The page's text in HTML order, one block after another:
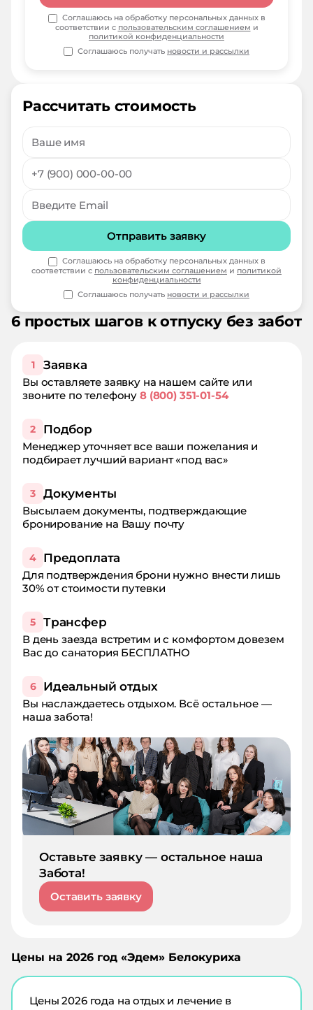
Рассчитать стоимость
Отправить заявку
Соглашаюсь на обработку персональных данных в
соответствии с пользовательским соглашением и политикой
конфиденциальности
Соглашаюсь получать новости и рассылки
6 простых шагов к отпуску без забот
1 Заявка
Вы оставляете заявку на нашем сайте или
звоните по телефону8 (800) 351-01-54
2 Подбор
Менеджер уточняет все ваши пожелания и
подбирает лучший вариант «под вас»
3 Документы
Высылаем документы, подтверждающие
бронирование на Вашу почту
4 Предоплата
Для подтверждения брони нужно внести лишь
30% от стоимости путевки
5 Трансфер
В день заезда встретим и с комфортом довезем
Вас до санатория БЕСПЛАТНО
6 Идеальный отдых
Вы наслаждаетесь отдыхом. Всё остальное —
наша забота!
Оставьте заявку — остальное наша
Забота!
Оставить заявку
Цены на 2026 год «Эдем» Белокуриха
Цены2026года на отдых и лечение в
Соглашаюсь на обработку персональных данных в
соответствии с пользовательским соглашением и
политикой конфиденциальности
Соглашаюсь получать новости и рассылки